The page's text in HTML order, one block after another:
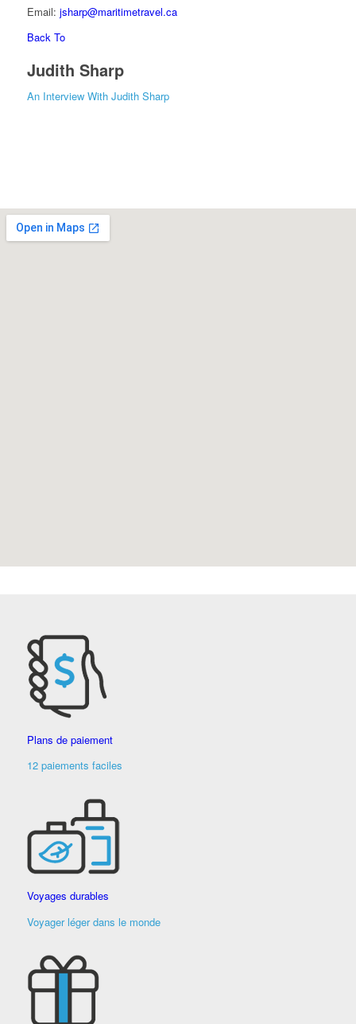
Email: jsharp@maritimetravel.ca
Back To
Judith Sharp
An Interview With Judith Sharp
Plans de paiement
12 paiements faciles
Voyages durables
Voyager léger dans le monde